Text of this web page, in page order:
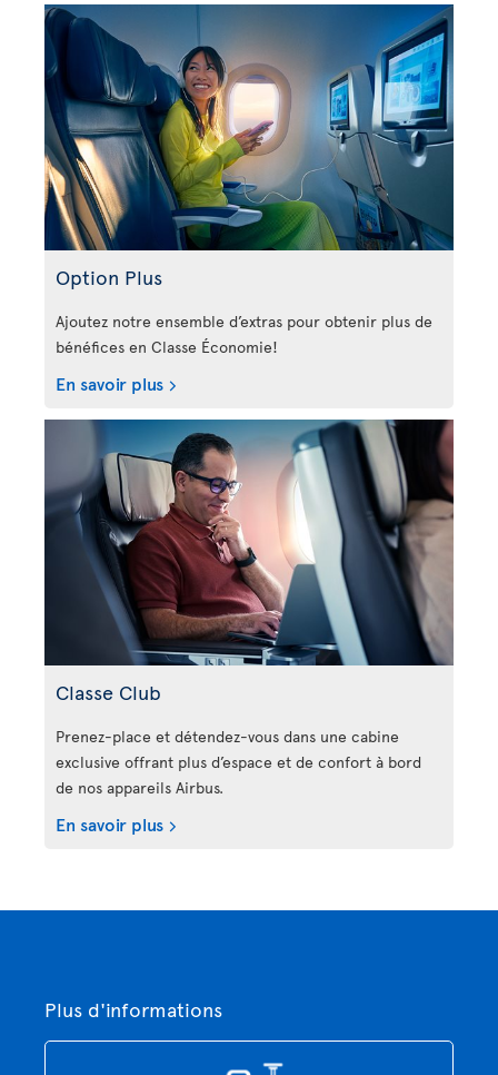
Option Plus
Ajoutez notre ensemble d’extras pour obtenir plus de
bénéfices en Classe Économie!
En savoir plus
Classe Club
Prenez-place et détendez-vous dans une cabine
exclusive offrant plus d’espace et de confort à bord
de nos appareils Airbus.
En savoir plus
Plus d'informations